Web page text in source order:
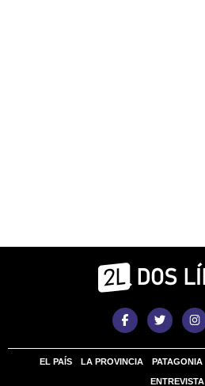
EL PAÍS LA PROVINCIA PATAGONIA
ENTREVISTA